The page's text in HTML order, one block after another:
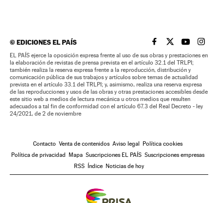
©EDICIONES EL PAÍS EL PAÍS BRASIL EN
EL PAÍSEL PAÍS
EL
EL PAÍS ejerce la oposición expresa frente al uso de sus obras y prestaciones en
la elaboración de revistas de prensa prevista en el artículo 32.1 del TRLPI;
también realiza la reserva expresa frente a la reproducción, distribución y
comunicación pública de sus trabajos y artículos sobre temas de actualidad
prevista en el artículo 33.1 del TRLPI; y, asimismo, realiza una reserva expresa
de las reproducciones y usos de las obras y otras prestaciones accesibles desde
este sitio web a medios de lectura mecánica u otros medios que resulten
adecuados a tal fin de conformidad con el artículo 67.3 del Real Decreto - ley
24/2021, de 2 de noviembre
Contacto Venta de contenidos Aviso legal
Política cookies
Política de privacidad
Mapa Suscripciones EL PAÍS Suscripciones empresas
RSS
Índice Noticias de hoy